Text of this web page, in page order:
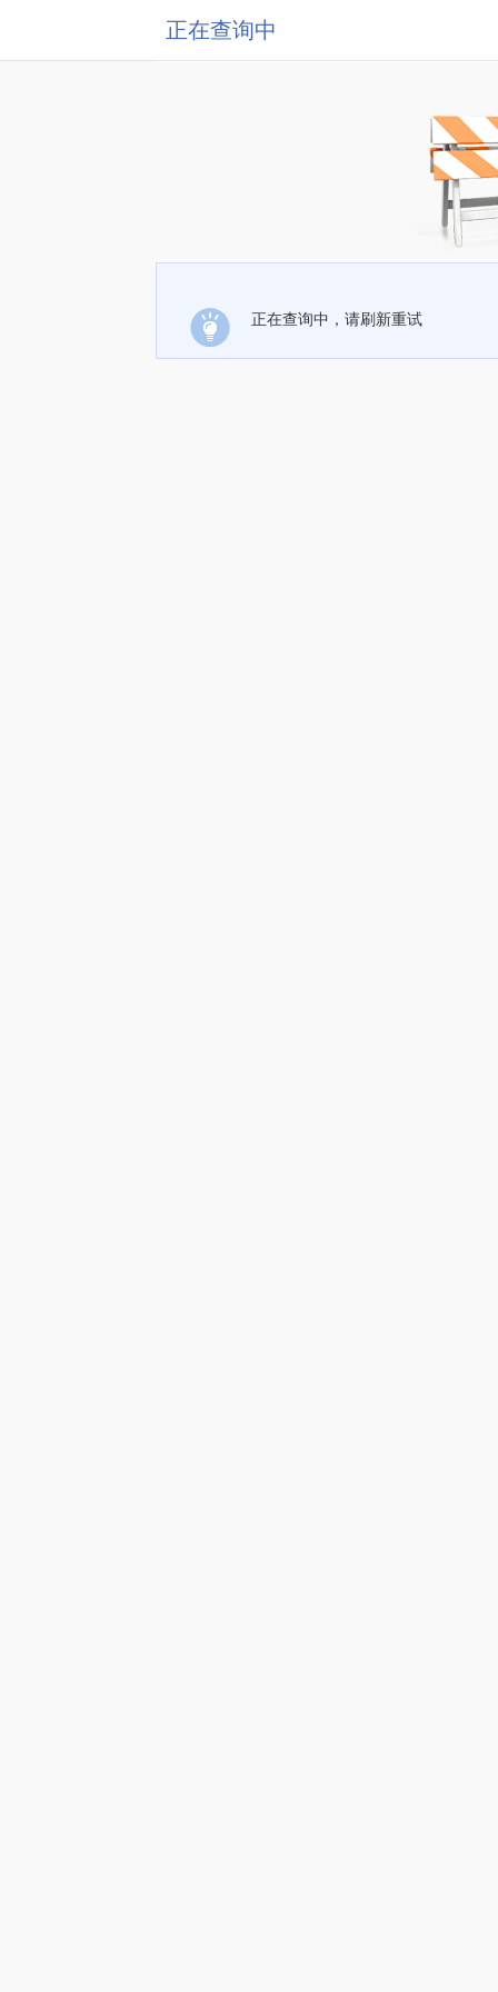
正在查询中
正在查询中，请刷新重试